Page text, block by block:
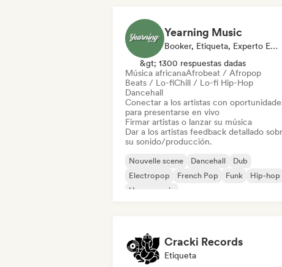
Yearning Music
Booker, Etiqueta, Experto En Sonido
&gt; 1300 respuestas dadas
Música africanaAfrobeat / Afropop
Beats / Lo-fiChill / Lo-fi Hip-Hop
Dancehall
Conectar a los artistas con
para presentarse en vivo
Firmar artistas o lanzar su música
Dar a los artistas feedback detallado
su sonido/producción.
Nouvelle scene Dancehall
Dub
Electropop
French Pop Funk
Hip-hop
House music
Cracki Records
Etiqueta